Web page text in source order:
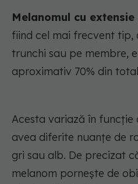
Melanomul cu
fiind cel mai frecvent tip,
trunchi sau pe membre,
aproximativ 70% din
Acesta variază în funcție
avea diferite nuanțe de
gri sau alb. De precizat
melanom pornește de